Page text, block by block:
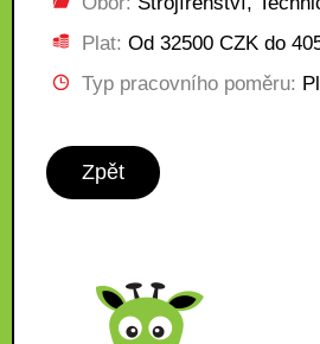
Plat: Od 32500 CZK do
Typ pracovního poměru:
Zpět